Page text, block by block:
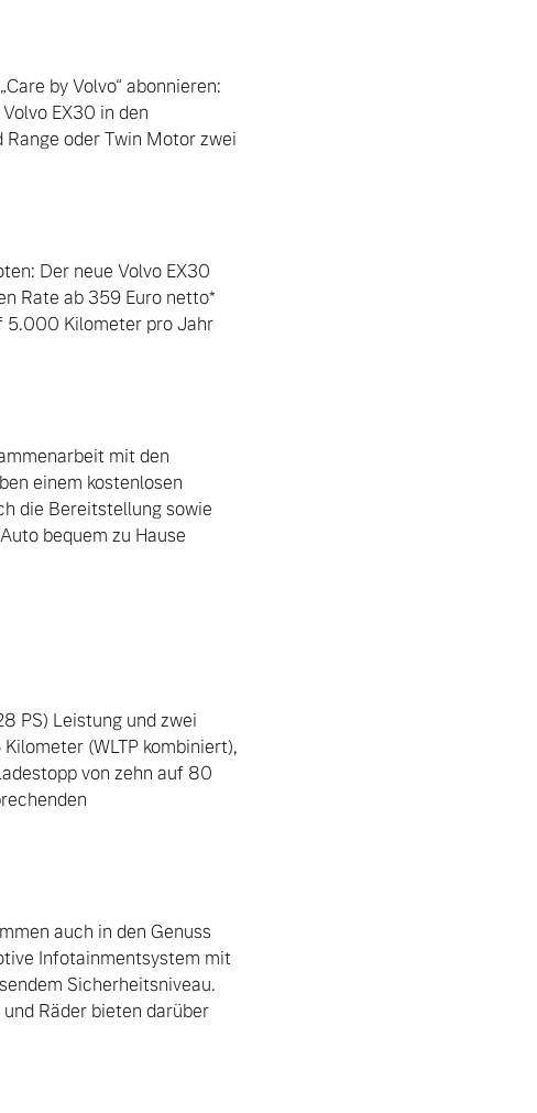
by Volvo“ abonnieren:
EX30 in den
oder Twin Motor zwei
Der neue Volvo EX30
Rate ab 359 Euro netto*
5.000 Kilometer pro Jahr
mit den
einem kostenlosen
die Bereitstellung sowie
bequem zu Hause
PS) Leistung und zwei
(WLTP kombiniert),
von zehn auf 80
auch in den Genuss
Infotainmentsystem mit
Sicherheitsniveau.
Räder bieten darüber